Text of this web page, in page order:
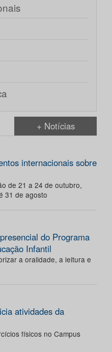
+ Notícias
internacionais sobre
de 21 a 24 de outubro,
31 de agosto
do Programa
Infantil
a oralidade, a leitura e
atividades da
físicos no Campus